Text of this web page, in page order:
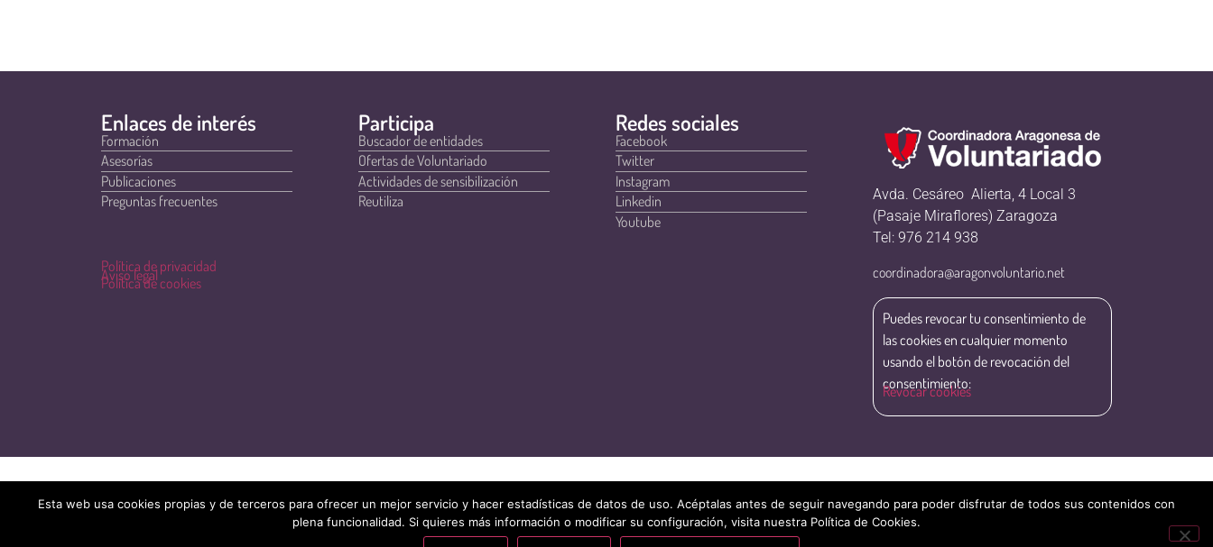
Enlaces de interés
Formación
Asesorías
Publicaciones
Preguntas frecuentes
Política de privacidad
Aviso legal
Política de cookies
Participa
Buscador de entidades
Ofertas de Voluntariado
Actividades de sensibilización
Reutiliza
Redes sociales
Facebook
Twitter
Instagram
Linkedin
Youtube
Avda. Cesáreo Alierta, 4 Local 3
(Pasaje Miraflores) Zaragoza
Tel: 976 214 938
coordinadora@aragonvoluntario.net
Puedes revocar tu consentimiento de
las cookies en cualquier momento
usando el botón de revocación del
consentimiento:
Revocar cookies
Esta web usa cookies propias y de terceros para ofrecer un mejor servicio y hacer estadísticas de datos de uso. Acéptalas antes de seguir navegando para poder disfrutar de todos sus contenidos con
plena funcionalidad. Si quieres más información o modificar su configuración, visita nuestra Política de Cookies.